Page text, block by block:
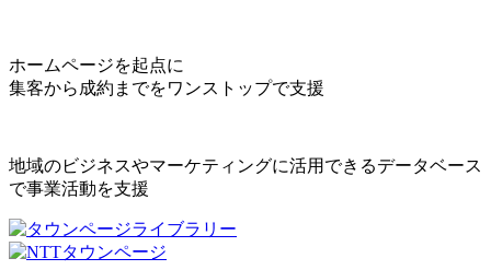
ホームページを起点に
集客から成約までをワンストップで支援
地域のビジネスやマーケティングに活用できるデータベース
で事業活動を支援